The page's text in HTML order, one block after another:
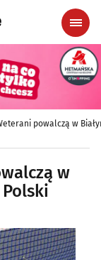
powalczą w
w